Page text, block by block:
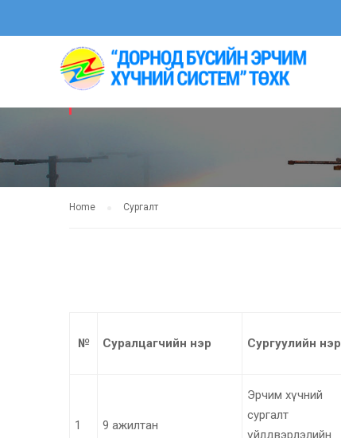
СУРГАЛТ
Home Сургалт
№ Суралцагчийн нэр Сургуулийн нэр
1 9 ажилтан
Эрчим хүчний
сургалт
үйлдвэрлэлийн